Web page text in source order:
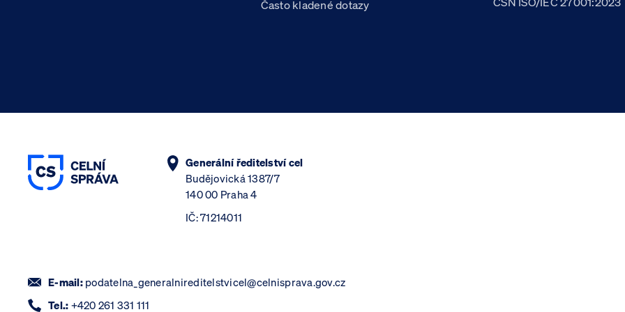
Často kladené dotazy
Generální ředitelství cel
Budějovická 1387/7
140 00 Praha 4
IČ: 71214011
E-mail: podatelna_generalnireditelstvicel@celnisprava.gov.cz
Tel.: +420 261 331 111